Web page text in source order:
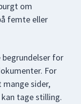
om
femte eller
for
For
sider,
tage stilling.